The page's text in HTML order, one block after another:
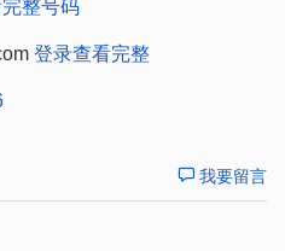
整号码
登录查看完整
我要留言